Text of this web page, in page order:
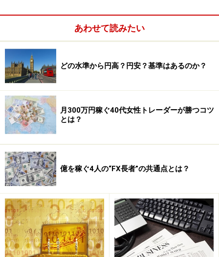
トモラニさんもちろん。トレードのタイミングはすご
く簡単。第一に、移動平均線が横向きから角度が出始め
た方向にエントリーすること。そして第二に、上昇トレ
ンドは、山(上値)と谷(下値)が切り上げながら構成されて
いるが、山と谷が切り上がらなくなり、RSIで逆行現象
(ローソク足が直近の高値を切り上げていても、RSIは逆
に下向きになっていることで、買い意欲の低下を表す)が
出たら、反転する可能性を考えてエントリーするこ
と。
この2つのポイントだけを守ってトレードしたら、
間でプラス160万円！FXで損した分すべてを取り返し、
証拠金は200万円に復帰しました。週末にチャート分析
をして、月曜日の朝に逆指値を設定し、ポジションを持
ったらロスカット注文をすぐに入れることを心掛けて、
損をしない取引ができるようになったのです。
あわせて読みたい
どの水準から円高？円安？基準はあるのか？
月300万円稼ぐ40代女性トレーダーが勝つコツ
とは？
億を稼ぐ4人の“FX長者”の共通点とは？